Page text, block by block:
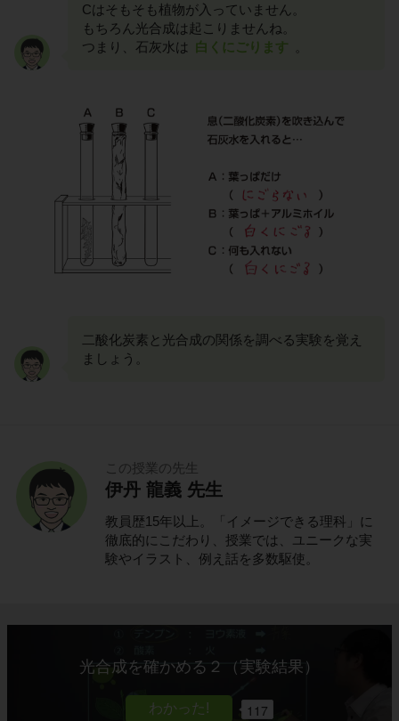
Cはそもそも植物が入っていません。
もちろん光合成は起こりませんね。
つまり、石灰水は 白くにごります
二酸化炭素と光合成の関係を調べる実験を覚え
ましょう。
この授業の先生
伊丹 龍義 先生
教員歴15年以上。「イメージできる理科」に
徹底的にこだわり、授業では、ユニークな実
験やイラスト、例え話を多数駆使。
光合成を確かめる２（実験結果）
117